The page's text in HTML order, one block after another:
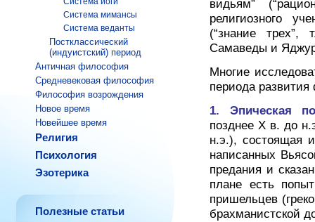
Система мимансы
Система веданты
Постклассический
(индуистский) период
Античная философия
Средневековая философия
Философия возрождения
Новое время
Новейшее время
Религия
Психология
Эзотерика
Полезные статьи
видьям”
религиозного
(“знание
Самаведы и
Многие
периода
1. Эпическая
позднее Х в. до
н.э.), состоящая
написанных
предания и
плане есть
пришельцев
брахманистской